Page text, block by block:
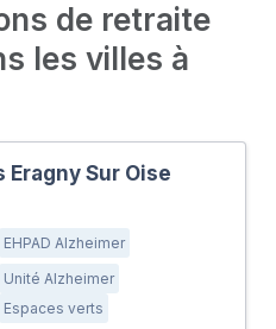
de retraite
les villes à
Eragny Sur Oise
EHPAD Alzheimer
Unité Alzheimer
Espaces verts